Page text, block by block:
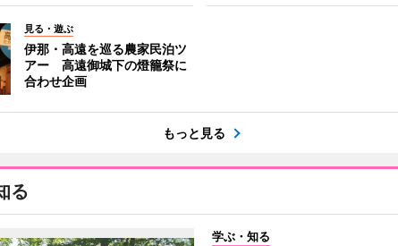
見る・遊ぶ
伊那・高遠を巡る農家民泊ツ
アー 高遠御城下の燈籠祭に
合わせ企画
もっと見る
る
学ぶ・知る